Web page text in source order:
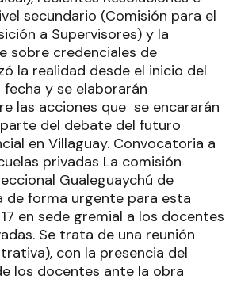
secundario (Comisión para el
a Supervisores) y la
sobre credenciales de
la realidad desde el inicio del
y se elaborarán
las acciones que se encararán
del debate del futuro
en Villaguay. Convocatoria a
privadas La comisión
Gualeguaychú de
de forma urgente para esta
en sede gremial a los docentes
Se trata de una reunión
con la presencia del
los docentes ante la obra